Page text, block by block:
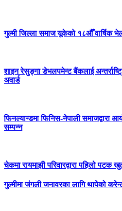
गुल्मी जिल्ला समाज यूकेको १८औँ वार्षिक
शाइन रेसुङ्गा डेभलपमेन्ट बैंकलाई
अवार्ड
फिनल्यान्डमा फिनिस-नेपाली समाजद्वारा
सम्पन्न
चेकमा रायमाझी परिवारद्वारा पहिलो पटक
गुल्मीमा जंगली जनावरका लागि थापेको